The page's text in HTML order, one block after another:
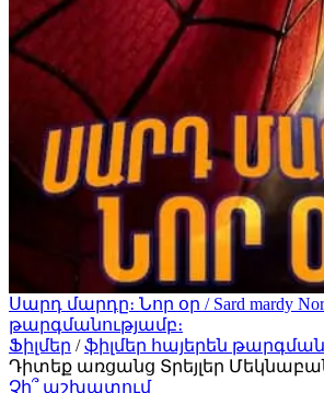
Սարդ մարդը։ Նոր օր / Sard mardy
թարգմանությամբ։
Ֆիլմեր /ֆիլմեր հայերեն
Դիտեք առցանց Տրեյլեր
Չի՞ աշխատում